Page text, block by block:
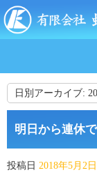
日別アーカイブ:
明日から連休
投稿日 2018年5月2日